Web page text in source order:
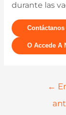
durante las
Contáctanos
O Accede A
←